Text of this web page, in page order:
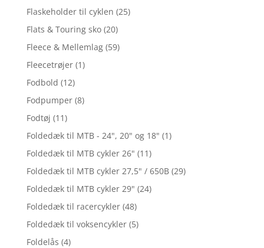
Flaskeholder til cyklen (25)
Flats & Touring sko (20)
Fleece & Mellemlag (59)
Fleecetrøjer (1)
Fodbold (12)
Fodpumper (8)
Fodtøj (11)
Foldedæk til MTB - 24", 20" og 18" (1)
Foldedæk til MTB cykler 26" (11)
Foldedæk til MTB cykler 27,5" / 650B (29)
Foldedæk til MTB cykler 29" (24)
Foldedæk til racercykler (48)
Foldedæk til voksencykler (5)
Foldelås (4)